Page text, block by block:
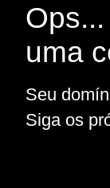
uma
Seu
Siga os